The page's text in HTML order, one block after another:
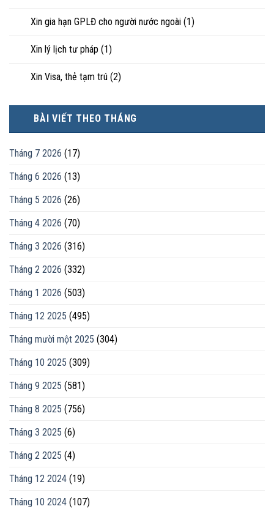
Xin gia hạn GPLĐ cho người nước ngoài (1)
Xin lý lịch tư pháp (1)
Xin Visa, thẻ tạm trú (2)
BÀI VIẾT THEO THÁNG
Tháng 7 2026 (17)
Tháng 6 2026 (13)
Tháng 5 2026 (26)
Tháng 4 2026 (70)
Tháng 3 2026 (316)
Tháng 2 2026 (332)
Tháng 1 2026 (503)
Tháng 12 2025 (495)
Tháng mười một 2025 (304)
Tháng 10 2025 (309)
Tháng 9 2025 (581)
Tháng 8 2025 (756)
Tháng 3 2025 (6)
Tháng 2 2025 (4)
Tháng 12 2024 (19)
Tháng 10 2024 (107)